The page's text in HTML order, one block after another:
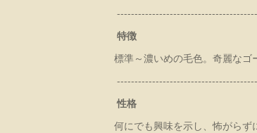
特徴
標準～濃いめの毛色。奇麗なゴ
性格
何にでも興味を示し、怖がら